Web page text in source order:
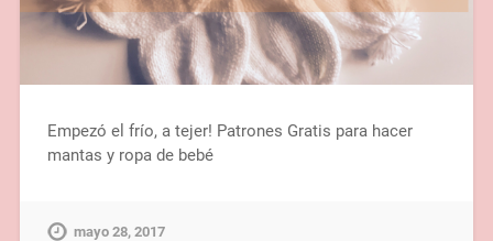
Empezó el frío, a tejer! Patrones Gratis para hacer
mantas y ropa de bebé
mayo 28, 2017